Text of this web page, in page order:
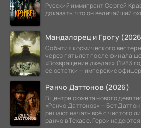
Русский иммигрант Сергей
доказать, что он величайший
Мандалорец и Грогу
События космического
через пять лет после финала
«Возвращение джедая» (1983
её остатки — имперские
Ранчо Даттонов (2026)
В центре сюжета нового
«Ранчо Даттонов» — Бет
решают начать всё с чистого
ранчо в Техасе. Герои